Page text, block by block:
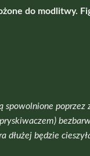
do modlitwy.
poprzez
będzie